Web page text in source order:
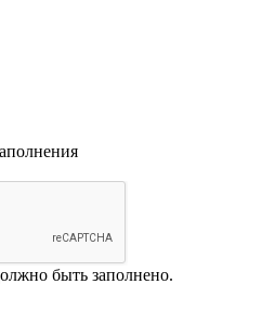
быть заполнено.